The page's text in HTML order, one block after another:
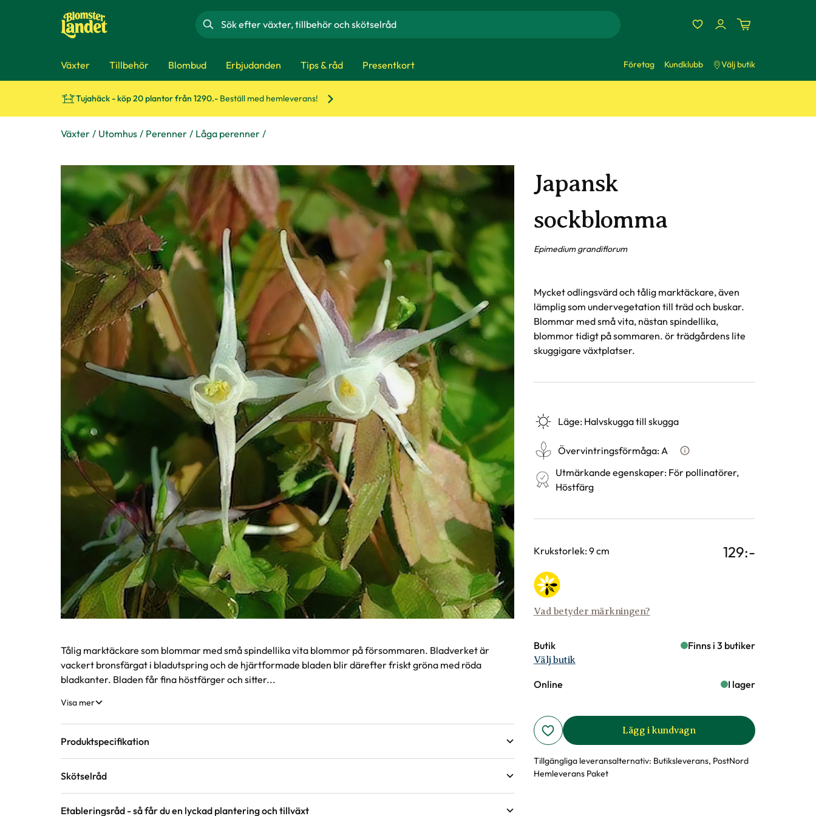
Sök
Växter Tillbehör Blombud Erbjudanden Tips & råd Presentkort Företag Kundklubb Välj butik
Tujahäck - köp 20 plantor från 1290.- Beställ med hemleverans!
Växter Utomhus Perenner Låga perenner
Japansk
sockblomma
Epimedium grandiflorum
Mycket odlingsvärd och tålig marktäckare, även
lämplig som undervegetation till träd och buskar.
Blommar med små vita, nästan spindellika,
blommor tidigt på sommaren. ör trädgårdens lite
skuggigare växtplatser.
Läge: Halvskugga till skugga
Övervintringsförmåga:A
Vad betyder
Utmärkande egenskaper: För pollinatörer,
Höstfärg
Varianter
Krukstorlek: 9 cm
Vad betyder märkningen?
129:-
Butik Finns i 3 butiker
Välj butik
Online I lager
Lägg i kundvagn
Tillgängliga leveransalternativ: Butiksleverans, PostNord
Hemleverans Paket
Produktinformation
Tålig marktäckare som blommar med små spindellika vita blommor på försommaren. Bladverket är
vackert bronsfärgat i bladutspring och de hjärtformade bladen blir därefter friskt gröna med röda
bladkanter. Bladen får fina höstfärger och sitter...
Visa mer
Produktspecifikation
Krukstorlek
Skötselråd
Etableringsråd - så får du en lyckad plantering och tillväxt